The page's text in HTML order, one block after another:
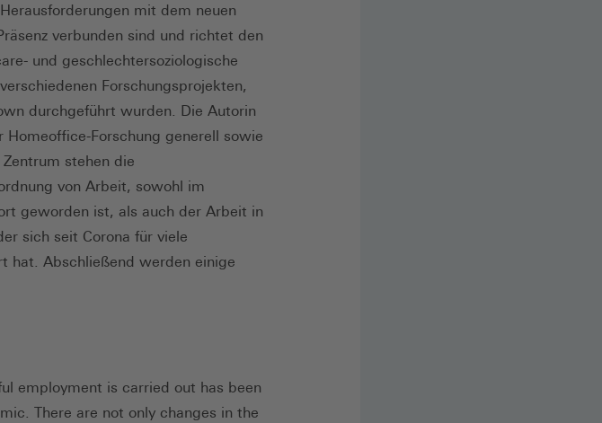
mit dem neuen
verbunden sind und richtet den
und geschlechtersoziologische
Forschungsprojekten,
durchgeführt wurden. Die Autorin
Forschung generell sowie
stehen die
von Arbeit, sowohl im
geworden ist, als auch der Arbeit in
sich seit Corona für viele
hat. Abschließend werden einige
employment is carried out has been
There are not only changes in the